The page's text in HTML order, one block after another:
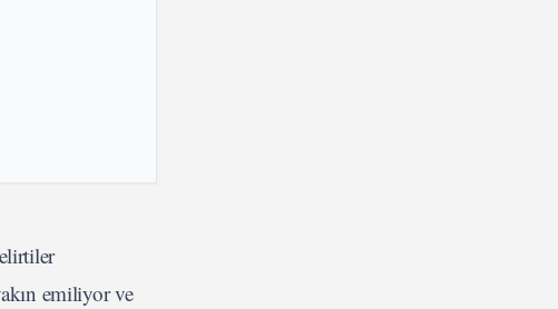
emiliyor ve